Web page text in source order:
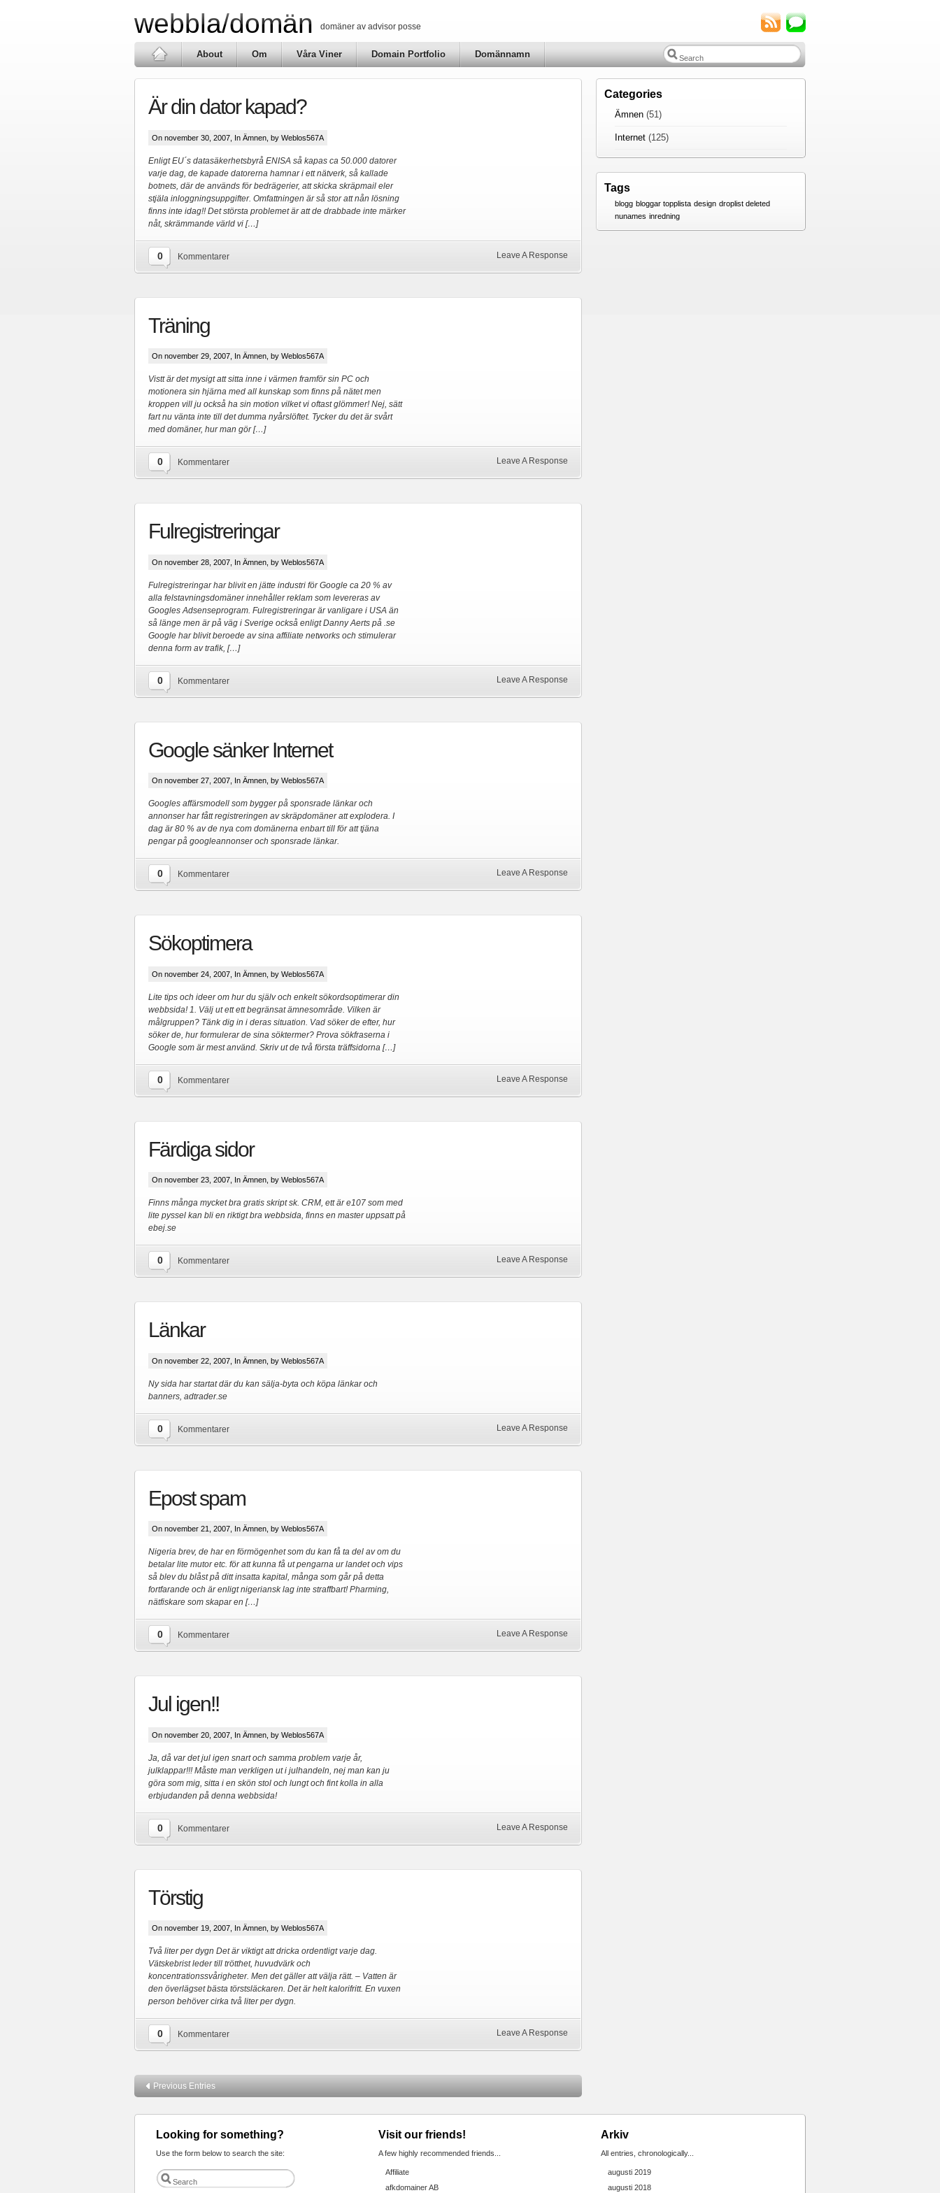
webbla/domän domäner av advisor posse
About Om Våra Viner Domain Portfolio Domännamn
Är din dator kapad?
On november 30, 2007, In Ämnen , by Weblos567A
Enligt EU´s datasäkerhetsbyrå ENISA så kapas ca 50.000 datorer
varje dag, de kapade datorerna hamnar i ett nätverk, så kallade
botnets, där de används för bedrägerier, att skicka skräpmail eler
stjäla inloggningsuppgifter. Omfattningen är så stor att nån lösning
finns inte idag!! Det största problemet är att de drabbade inte märker
nåt, skrämmande värld vi […]
0 Kommentarer Leave A Response
Träning
On november 29, 2007, In Ämnen , by Weblos567A
Vistt är det mysigt att sitta inne i värmen framför sin PC och
motionera sin hjärna med all kunskap som finns på nätet men
kroppen vill ju också ha sin motion vilket vi oftast glömmer! Nej, sätt
fart nu vänta inte till det dumma nyårslöftet. Tycker du det är svårt
med domäner, hur man gör […]
0 Kommentarer Leave A Response
Fulregistreringar
On november 28, 2007, In Ämnen , by Weblos567A
Fulregistreringar har blivit en jätte industri för Google ca 20 % av
alla felstavningsdomäner innehåller reklam som levereras av
Googles Adsenseprogram. Fulregistreringar är vanligare i USA än
så länge men är på väg i Sverige också enligt Danny Aerts på .se
Google har blivit beroede av sina affiliate networks och stimulerar
denna form av trafik, […]
0 Kommentarer Leave A Response
Google sänker Internet
On november 27, 2007, In Ämnen , by Weblos567A
Googles affärsmodell som bygger på sponsrade länkar och
annonser har fått registreringen av skräpdomäner att explodera. I
dag är 80 % av de nya com domänerna enbart till för att tjäna
pengar på googleannonser och sponsrade länkar.
0 Kommentarer Leave A Response
Sökoptimera
On november 24, 2007, In Ämnen , by Weblos567A
Lite tips och ideer om hur du själv och enkelt sökordsoptimerar din
webbsida! 1. Välj ut ett ett begränsat ämnesområde. Vilken är
målgruppen? Tänk dig in i deras situation. Vad söker de efter, hur
söker de, hur formulerar de sina söktermer? Prova sökfraserna i
Google som är mest använd. Skriv ut de två första träffsidorna […]
0 Kommentarer Leave A Response
Färdiga sidor
On november 23, 2007, In Ämnen , by Weblos567A
Finns många mycket bra gratis skript sk. CRM, ett är e107 som med
lite pyssel kan bli en riktigt bra webbsida, finns en master uppsatt på
ebej.se
0 Kommentarer Leave A Response
Länkar
On november 22, 2007, In Ämnen , by Weblos567A
Ny sida har startat där du kan sälja-byta och köpa länkar och
banners, adtrader.se
0 Kommentarer Leave A Response
Epost spam
On november 21, 2007, In Ämnen , by Weblos567A
Nigeria brev, de har en förmögenhet som du kan få ta del av om du
betalar lite mutor etc. för att kunna få ut pengarna ur landet och vips
så blev du blåst på ditt insatta kapital, många som går på detta
fortfarande och är enligt nigeriansk lag inte straffbart! Pharming,
nätfiskare som skapar en […]
0 Kommentarer Leave A Response
Jul igen!!
On november 20, 2007, In Ämnen , by Weblos567A
Ja, då var det jul igen snart och samma problem varje år,
julklappar!!! Måste man verkligen ut i julhandeln, nej man kan ju
göra som mig, sitta i en skön stol och lungt och fint kolla in alla
erbjudanden på denna webbsida!
0 Kommentarer Leave A Response
Törstig
On november 19, 2007, In Ämnen , by Weblos567A
Två liter per dygn Det är viktigt att dricka ordentligt varje dag.
Vätskebrist leder till trötthet, huvudvärk och
koncentrationssvårigheter. Men det gäller att välja rätt. – Vatten är
den överlägset bästa törstsläckaren. Det är helt kalorifritt. En vuxen
person behöver cirka två liter per dygn.
0 Kommentarer Leave A Response
Previous Entries
Categories
Ämnen (51)
Internet (125)
Tags
blogg bloggar topplista design droplist deleted
nunames inredning
Looking for something?
Use the form below to search the site:
Visit our friends!
A few highly recommended friends...
Affiliate
afkdomainer AB
Arkiv
All entries, chronologically...
augusti 2019
augusti 2018